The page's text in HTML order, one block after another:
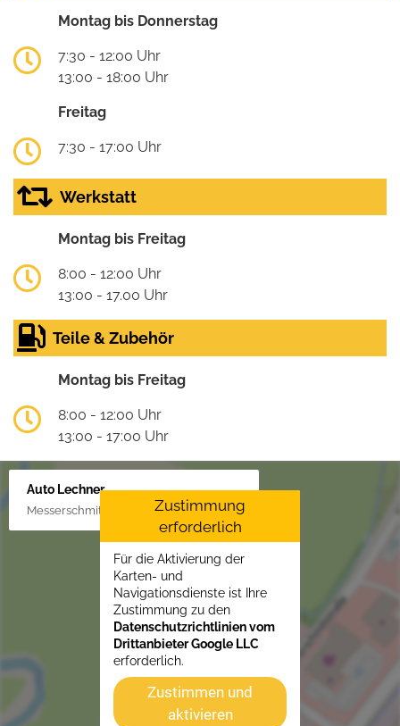
Montag bis Donnerstag
7:30 - 12:00 Uhr
13:00 - 18:00 Uhr
Freitag
7:30 - 17:00 Uhr
Werkstatt
Montag bis Freitag
8:00 - 12:00 Uhr
13:00 - 17.00 Uhr
Teile & Zubehör
Montag bis Freitag
8:00 - 12:00 Uhr
13:00 - 17:00 Uhr
Auto Lechner
Messerschmittstr. 4, 86453 Dasing/Lindl
Zustimmung
erforderlich
Für die Aktivierung der
Karten- und
Navigationsdienste ist Ihre
Zustimmung zu den
Datenschutzrichtlinien vom
Drittanbieter Google LLC
erforderlich.
Zustimmen und
aktivieren